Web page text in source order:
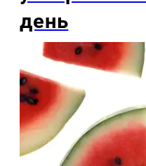
день